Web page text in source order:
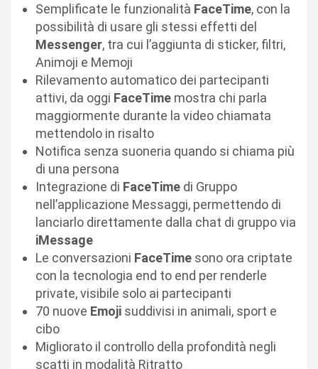
Semplificate le funzionalità FaceTime, con la
possibilità di usare gli stessi effetti del
Messenger, tra cui l’aggiunta di sticker, filtri,
Animoji e Memoji
Rilevamento automatico dei partecipanti
attivi, da oggi FaceTime mostra chi parla
maggiormente durante la video chiamata
mettendolo in risalto
Notifica senza suoneria quando si chiama più
di una persona
Integrazione di FaceTime di Gruppo
nell’applicazione Messaggi, permettendo di
lanciarlo direttamente dalla chat di gruppo via
iMessage
Le conversazioni FaceTime sono ora criptate
con la tecnologia end to end per renderle
private, visibile solo ai partecipanti
70 nuove Emoji suddivisi in animali, sport e
cibo
Migliorato il controllo della profondità negli
scatti in modalità Ritratto